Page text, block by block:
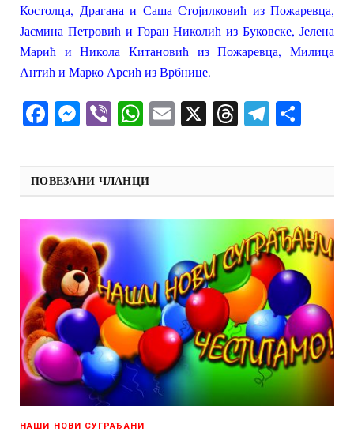
Костолца, Драгана и Саша Стојилковић из Пожаревца,
Јасмина Петровић и Горан Николић из Буковске, Јелена
Марић и Никола Китановић из Пожаревца, Милица
Антић и Марко Арсић из Врбнице.
Facebook
Messenger
ViberWhatsApp
Email
X Threads
ПОВЕЗАНИ ЧЛАНЦИ
НАШИ НОВИ СУГРАЂАНИ